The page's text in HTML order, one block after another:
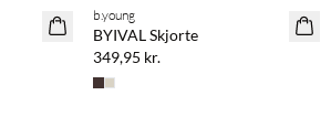
NYHED
b.young
BYIVAL Skjorte
349,95 kr.